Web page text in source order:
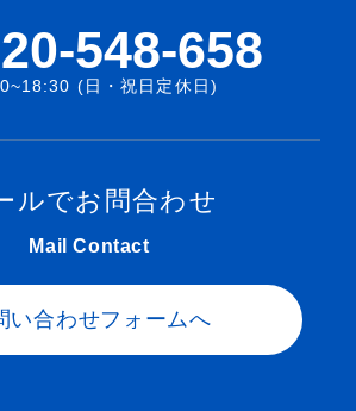
548-658
(日・祝日定休日)
ルでお問合わせ
Mail Contact
い合わせフォームへ